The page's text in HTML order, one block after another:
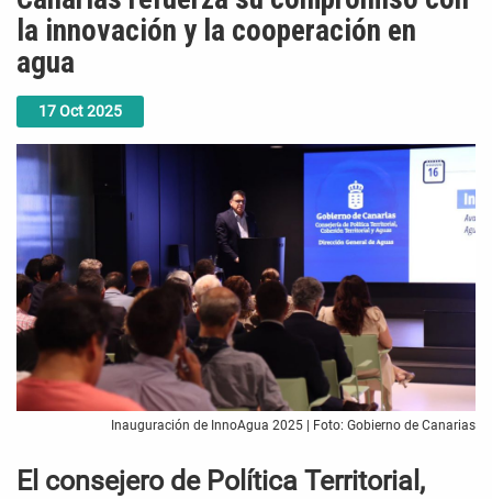
17Oct2025
la innovación y la cooperación en
agua
Inauguración de InnoAgua 2025 | Foto: Gobierno de Canarias
El consejero de Política Territorial,